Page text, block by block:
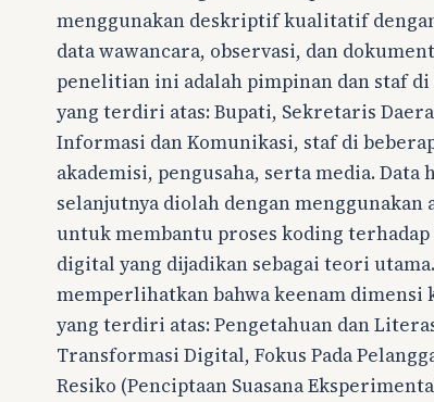
menggunakan deskriptif kualitatif
data wawancara, observasi, dan
penelitian ini adalah pimpinan dan staf di
yang terdiri atas: Bupati, Sekretaris
Informasi dan Komunikasi, staf di
akademisi, pengusaha, serta media.
selanjutnya diolah dengan menggunakan
untuk membantu proses koding
digital yang dijadikan sebagai teori
memperlihatkan bahwa keenam
yang terdiri atas: Pengetahuan dan
Transformasi Digital, Fokus Pada
Resiko (Penciptaan Suasana